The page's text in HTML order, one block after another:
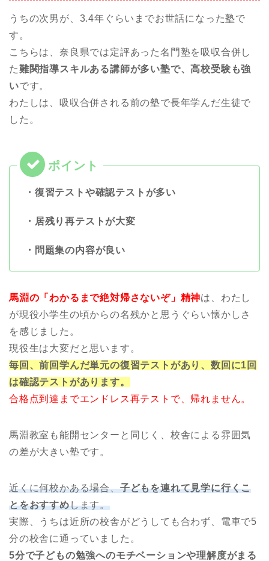
うちの次男が、3.4年ぐらいまでお世話になった塾で
す。
こちらは、奈良県では定評あった名門塾を吸収合併し
た難関指導スキルある講師が多い塾で、高校受験も強
いです。
わたしは、吸収合併される前の塾で長年学んだ生徒で
した。
・復習テストや確認テストが多い
・居残り再テストが大変
・問題集の内容が良い
馬淵の「わかるまで絶対帰さないぞ」精神は、わたし
が現役小学生の頃からの名残かと思うぐらい懐かしさ
を感じました。
現役生は大変だと思います。
毎回、前回学んだ単元の復習テストがあり、数回に1回
は確認テストがあります。
合格点到達までエンドレス再テストで、帰れません。
馬淵教室も能開センターと同じく、校舎による雰囲気
の差が大きい塾です。
近くに何校かある場合、子どもを連れて見学に行くこ
とをおすすめします。
実際、うちは近所の校舎がどうしても合わず、電車で5
分の校舎に通っていました。
5分で子どもの勉強へのモチベーションや理解度がまる